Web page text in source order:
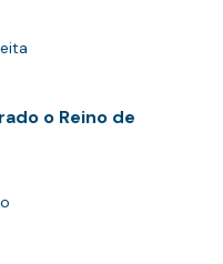
o Reino de